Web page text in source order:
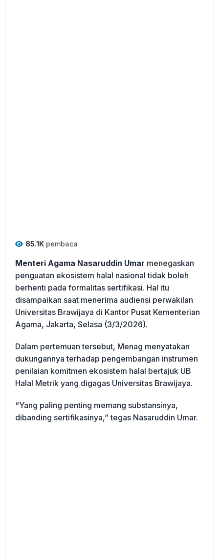
85.1K pembaca
Menteri Agama Nasaruddin Umar menegaskan
penguatan ekosistem halal nasional tidak boleh
berhenti pada formalitas sertifikasi. Hal itu
disampaikan saat menerima audiensi perwakilan
Universitas Brawijaya di Kantor Pusat Kementerian
Agama, Jakarta, Selasa (3/3/2026).
Dalam pertemuan tersebut, Menag menyatakan
dukungannya terhadap pengembangan instrumen
penilaian komitmen ekosistem halal bertajuk UB
Halal Metrik yang digagas Universitas Brawijaya.
“Yang paling penting memang substansinya,
dibanding sertifikasinya,” tegas Nasaruddin Umar.